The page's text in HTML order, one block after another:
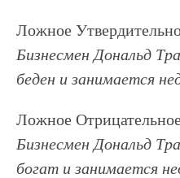
Ложное
Бизнесмен Дональд
беден и занимается
Ложное
Бизнесмен Дональд
богат и занимается